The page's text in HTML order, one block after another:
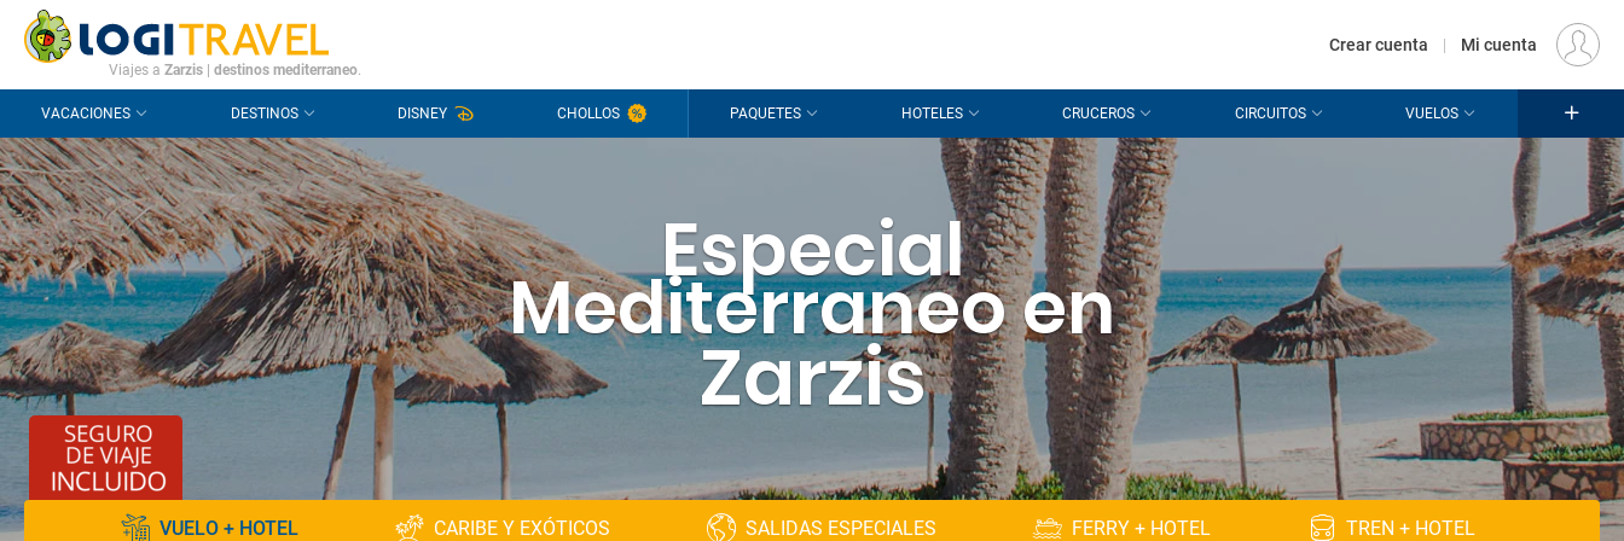
CONTACTO PREGUNTAS FRECUENTES EUR
Viajes a Zarzis destinos mediterraneo.
Crear cuenta | Mi cuenta
VACACIONES DESTINOS DISNEY CHOLLOS PAQUETES HOTELES CRUCEROS CIRCUITOS VUELOS
Especial
Mediterraneo en
Zarzis
VUELO + HOTEL CARIBE Y EXÓTICOS SALIDAS ESPECIALES FERRY + HOTEL TREN + HOTEL